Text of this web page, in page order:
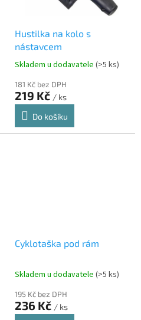
Hustilka na kolo s
nástavcem
Skladem u dodavatele (>5 ks)
181 Kč bez DPH
219 Kč / ks
Do košíku
Cyklotaška pod rám
Skladem u dodavatele (>5 ks)
195 Kč bez DPH
236 Kč / ks